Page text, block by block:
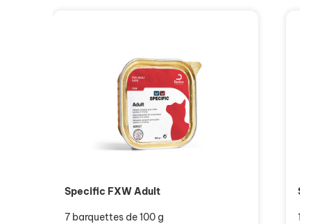
Specific FXW Adult
7 barquettes de 100 g